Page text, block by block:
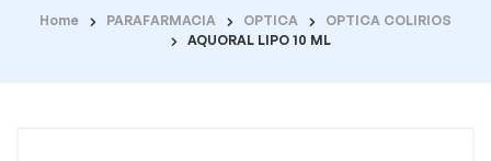
Home PARAFARMACIA OPTICA
OPTICA COLIRIOS
AQUORAL LIPO 10 ML